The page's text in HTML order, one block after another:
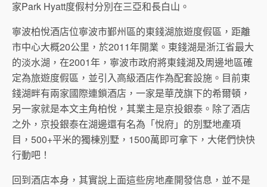
家Park Hyatt度假村分別在三亞和長白山。
寧波柏悅酒店位寧波市鄞州區的東錢湖旅遊度假區，距離
市中心大概20公里，於2011年開業。東錢湖是浙江省最大
的淡水湖，在2001年，寧波市政府將東錢湖及周邊地區確
定為旅遊度假區，並引入高級酒店作為配套設施。目前東
錢湖畔有兩家國際連鎖酒店，一家是華茂旗下的希爾頓，
另一家就是本文主角柏悅，其業主是京投銀泰。除了酒店
之外，京投銀泰在湖邊還有名為「悅府」的別墅地產項
目，500+平米的獨棟別墅，1500萬即可拿下，大佬們快快
行動吧！
回到酒店本身，其實說上面這些房地產開發信息，並不是